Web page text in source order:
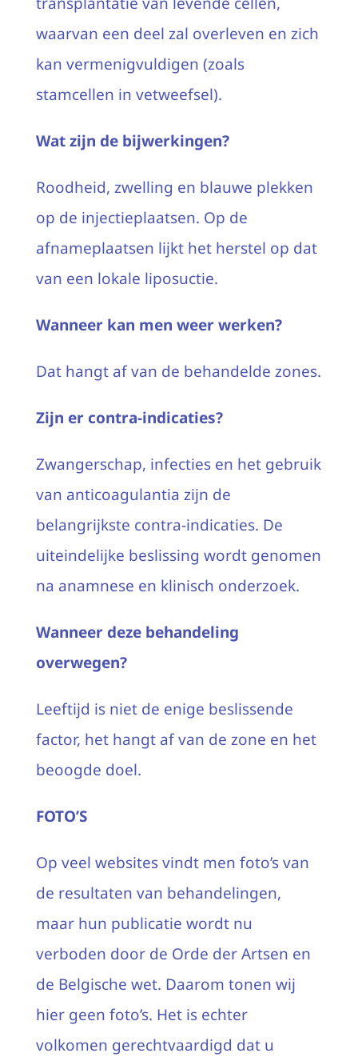
waarvan een deel zal overleven en zich
kan vermenigvuldigen (zoals
stamcellen in vetweefsel).
Wat zijn de bijwerkingen?
Roodheid, zwelling en blauwe plekken
op de injectieplaatsen. Op de
afnameplaatsen lijkt het herstel op dat
van een lokale liposuctie.
Wanneer kan men weer werken?
Dat hangt af van de behandelde zones.
Zijn er contra-indicaties?
Zwangerschap, infecties en het gebruik
van anticoagulantia zijn de
belangrijkste contra-indicaties. De
uiteindelijke beslissing wordt genomen
na anamnese en klinisch onderzoek.
Wanneer deze behandeling
overwegen?
Leeftijd is niet de enige beslissende
factor, het hangt af van de zone en het
beoogde doel.
FOTO’S
Op veel websites vindt men foto’s van
de resultaten van behandelingen,
maar hun publicatie wordt nu
verboden door de Orde der Artsen en
de Belgische wet. Daarom tonen wij
hier geen foto’s. Het is echter
volkomen gerechtvaardigd dat u